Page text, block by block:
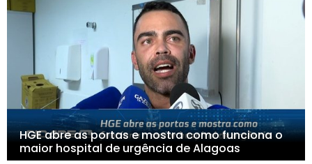
HGE abre as portas e mostra como funciona o
maior hospital de urgência de Alagoas